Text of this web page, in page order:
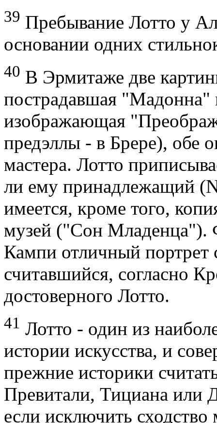
39 Пребывание Лотто у
основании одних
40 В Эрмитаже две
пострадавшая "Мадонна"
изображающая
предэллы - в Брере), обе
мастера. Лотто
ли ему принадлежащий
имеется, кроме того,
музей ("Сон Младенца").
Кампи отличный
считавшийся, согласно
достоверного Лотто.
41 Лотто - один из
истории искусства, и
прежние историки
Превитали, Тициана или
если исключить